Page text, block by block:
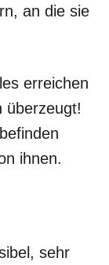
an die sie
erreichen
überzeugt!
ihnen.
sehr